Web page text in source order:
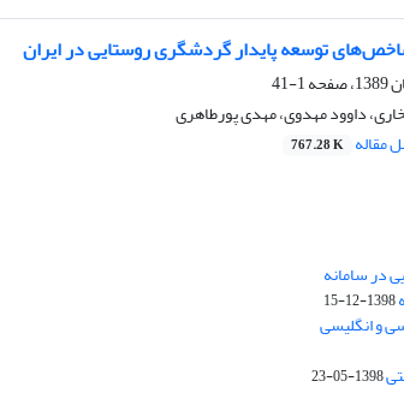
توسعه پایدار گردشگری روستایی در ایران
1-41
داوود مهدوی، مهدی پورطاهری
مقاله 767.28 K
در سامانه
1398-12-15
و انگلیسی
1398-05-23